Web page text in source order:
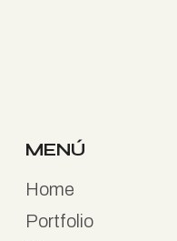
MENÚ
Home
Portfolio